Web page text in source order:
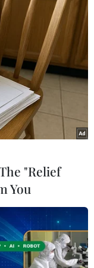
nguyên nhân tai
công nghiệp
Dương, làm 3
"Relief
You